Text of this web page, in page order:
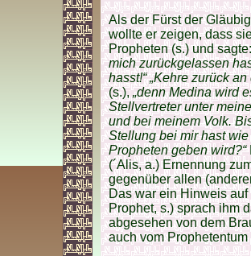
Als der Fürst der
wollte er zeigen, dass
Propheten (s.) und
mich zurückgelassen
hasst!“ „Kehre zurück
(s.),„denn Medina wird
Stellvertreter unter
und bei meinem Volk.
Stellung bei mir hast
Propheten geben wird?“
(´Alis, a.) Ernennung
gegenüber allen
Das war ein Hinweis
Prophet, s.) sprach ihm
abgesehen von dem
auch vom Prophetentum